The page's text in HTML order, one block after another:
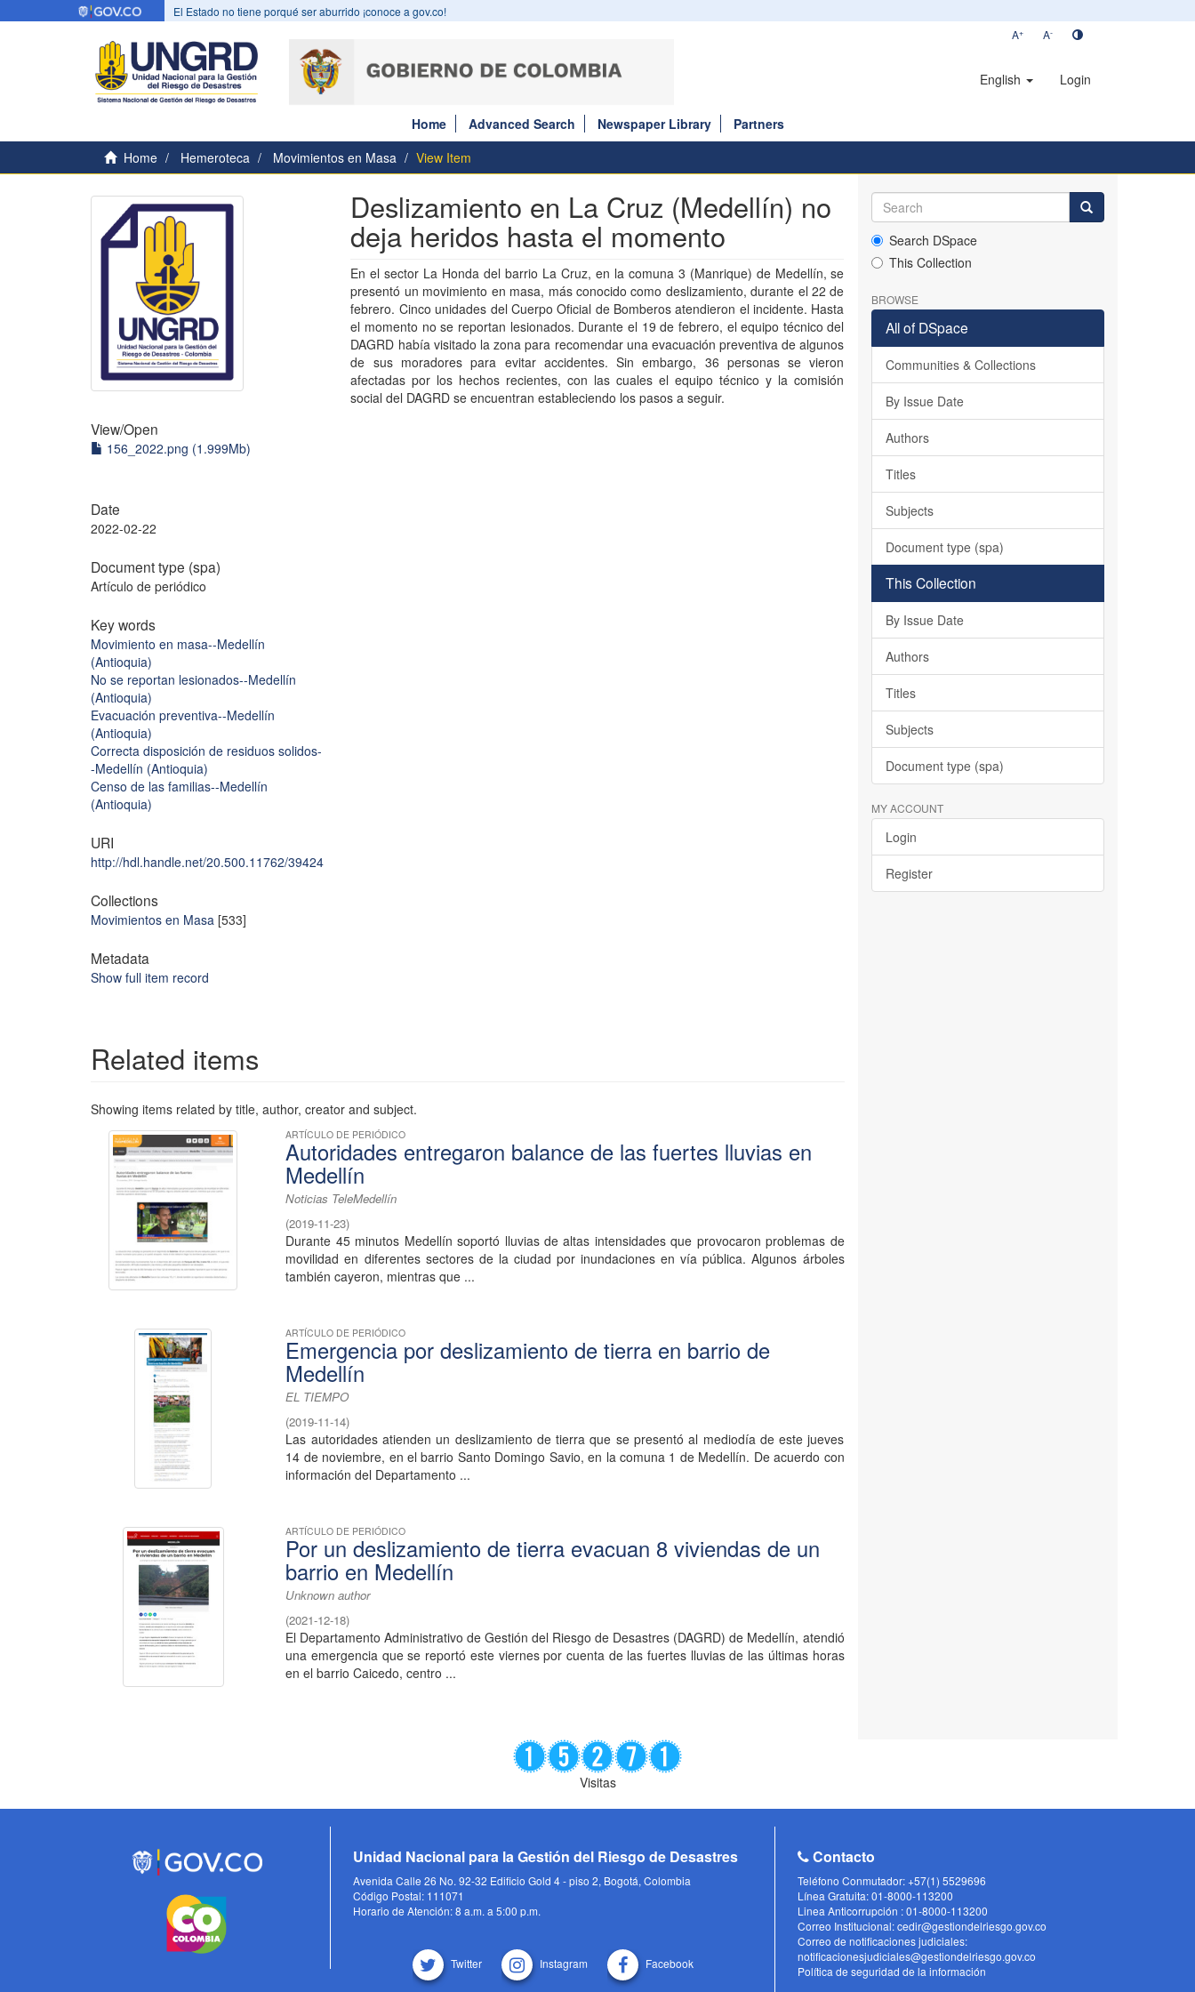
El Estado no tiene porqué ser aburrido ¡conoce a gov.co!
A+ A-
English Login
Home Advanced Search Newspaper Library
Partners
Home
Hemeroteca Movimientos en Masa View Item
View/Open
156_2022.png (1.999Mb)
Date
2022-02-22
Document type (spa)
Artículo de periódico
Key words
Movimiento en masa--Medellín
(Antioquia)
No se reportan lesionados--Medellín
(Antioquia)
Evacuación preventiva--Medellín
(Antioquia)
Correcta disposición de residuos solidos-
-Medellín (Antioquia)
Censo de las familias--Medellín
(Antioquia)
URI
http://hdl.handle.net/20.500.11762/39424
Collections
Movimientos en Masa [533]
Metadata
Show full item record
Deslizamiento en La Cruz (Medellín) no
deja heridos hasta el momento
En el sector La Honda del barrio La Cruz, en la comuna 3 (Manrique) de Medellín, se
presentó un movimiento en masa, más conocido como deslizamiento, durante el 22 de
febrero. Cinco unidades del Cuerpo Oficial de Bomberos atendieron el incidente. Hasta
el momento no se reportan lesionados. Durante el 19 de febrero, el equipo técnico del
DAGRD había visitado la zona para recomendar una evacuación preventiva de algunos
de sus moradores para evitar accidentes. Sin embargo, 36 personas se vieron
afectadas por los hechos recientes, con las cuales el equipo técnico y la comisión
social del DAGRD se encuentran estableciendo los pasos a seguir.
Related items
Showing items related by title, author, creator and subject.
ARTÍCULO DE PERIÓDICO
Autoridades entregaron balance de las fuertes lluvias en
Medellín
Noticias TeleMedellín
(2019-11-23)
Durante 45 minutos Medellín soportó lluvias de altas intensidades que provocaron problemas de
movilidad en diferentes sectores de la ciudad por inundaciones en vía pública. Algunos árboles
también cayeron, mientras que ...
ARTÍCULO DE PERIÓDICO
Emergencia por deslizamiento de tierra en barrio de
Medellín
EL TIEMPO
(2019-11-14)
Las autoridades atienden un deslizamiento de tierra que se presentó al mediodía de este jueves
14 de noviembre, en el barrio Santo Domingo Savio, en la comuna 1 de Medellín. De acuerdo con
información del Departamento ...
ARTÍCULO DE PERIÓDICO
Por un deslizamiento de tierra evacuan 8 viviendas de un
barrio en Medellín
Unknown author
(2021-12-18)
El Departamento Administrativo de Gestión del Riesgo de Desastres (DAGRD) de Medellín, atendió
una emergencia que se reportó este viernes por cuenta de las fuertes lluvias de las últimas horas
en el barrio Caicedo, centro ...
Search DSpace
This Collection
BROWSE
All of DSpace
Communities & Collections
By Issue Date
Authors
Titles
Subjects
Document type (spa)
This Collection
By Issue Date
Authors
Titles
Subjects
Document type (spa)
MY ACCOUNT
Login
Register
Visitas
Unidad Nacional para la Gestión del Riesgo de Desastres
Avenida Calle 26 No. 92-32 Edificio Gold 4 - piso 2, Bogotá, Colombia
Código Postal: 111071
Horario de Atención: 8 a.m. a 5:00 p.m.
Twitter Instagram Facebook
Contacto
Teléfono Conmutador: +57(1) 5529696
Línea Gratuita: 01-8000-113200
Linea Anticorrupción : 01-8000-113200
Correo Institucional: cedir@gestiondelriesgo.gov.co
Correo de notificaciones judiciales:
notificacionesjudiciales@gestiondelriesgo.gov.co
Política de seguridad de la información